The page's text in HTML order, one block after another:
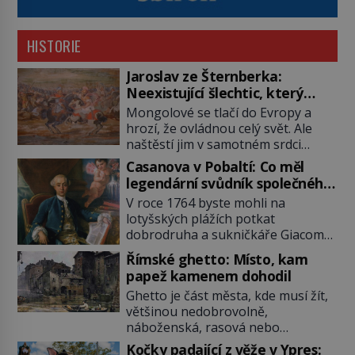
HISTORIE
Jaroslav ze Šternberka:
Neexistující šlechtic, který
z Moravy vyžene Mongoly
Mongolové se tlačí do Evropy a
hrozí, že ovládnou celý svět. Ale
naštěstí jim v samotném srdci
Evropy stojí v cestě malé, ale silné
království, které dokáže
dobyvatelské hordy zastavit. Co
nedokáže žádná z asijských říší, co
nedokážou Němci – to dokáže
český král. Nebo že by ne?
Mongolové od roku 1223 postupují
podél Kaspického a Azovského
moře, […]
Casanova v Pobaltí: Co měl
legendární svůdník společného
se svobodnými zednáři?
V roce 1764 byste mohli na
lotyšských plážích potkat
dobrodruha a sukničkáře Giacoma
Casanovu. Jeho cesta k Baltskému
moři však nebyla turistickým
výletem, ale ryze pracovní cestou
se zištnými úmysly. Jaký cíl
Casanova sledoval, když se
například procházel uličkami
lotyšské Rigy? Casanova v Pobaltí
Římské ghetto: Místo, kam
papež kamenem dohodil
Ghetto je část města, kde musí žít,
většinou nedobrovolně,
náboženská, rasová nebo
národnostní menšina obyvatel.
Kočky padající z věže v Ypres: